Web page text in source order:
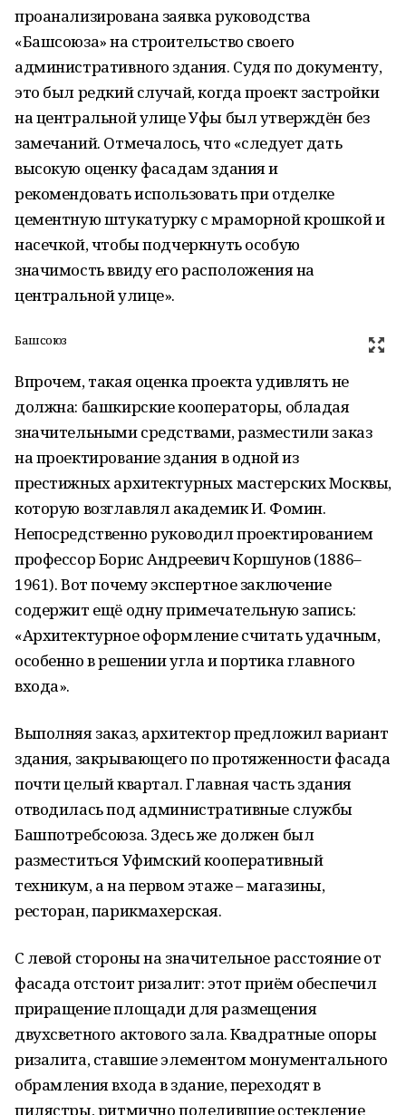
проанализирована заявка руководства
«Башсоюза» на строительство своего
административного здания. Судя по документу,
это был редкий случай, когда проект застройки
на центральной улице Уфы был утверждён без
замечаний. Отмечалось, что «следует дать
высокую оценку фасадам здания и
рекомендовать использовать при отделке
цементную штукатурку с мраморной крошкой и
насечкой, чтобы подчеркнуть особую
значимость ввиду его расположения на
центральной улице».
Башсоюз
Впрочем, такая оценка проекта удивлять не
должна: башкирские кооператоры, обладая
значительными средствами, разместили заказ
на проектирование здания в одной из
престижных архитектурных мастерских Москвы,
которую возглавлял академик И. Фомин.
Непосредственно руководил проектированием
профессор Борис Андреевич Коршунов (1886–
1961). Вот почему экспертное заключение
содержит ещё одну примечательную запись:
«Архитектурное оформление считать удачным,
особенно в решении угла и портика главного
входа».
Выполняя заказ, архитектор предложил вариант
здания, закрывающего по протяженности фасада
почти целый квартал. Главная часть здания
отводилась под административные службы
Башпотребсоюза. Здесь же должен был
разместиться Уфимский кооперативный
техникум, а на первом этаже – магазины,
ресторан, парикмахерская.
С левой стороны на значительное расстояние от
фасада отстоит ризалит: этот приём обеспечил
приращение площади для размещения
двухсветного актового зала. Квадратные опоры
ризалита, ставшие элементом монументального
обрамления входа в здание, переходят в
пилястры, ритмично поделившие остекление